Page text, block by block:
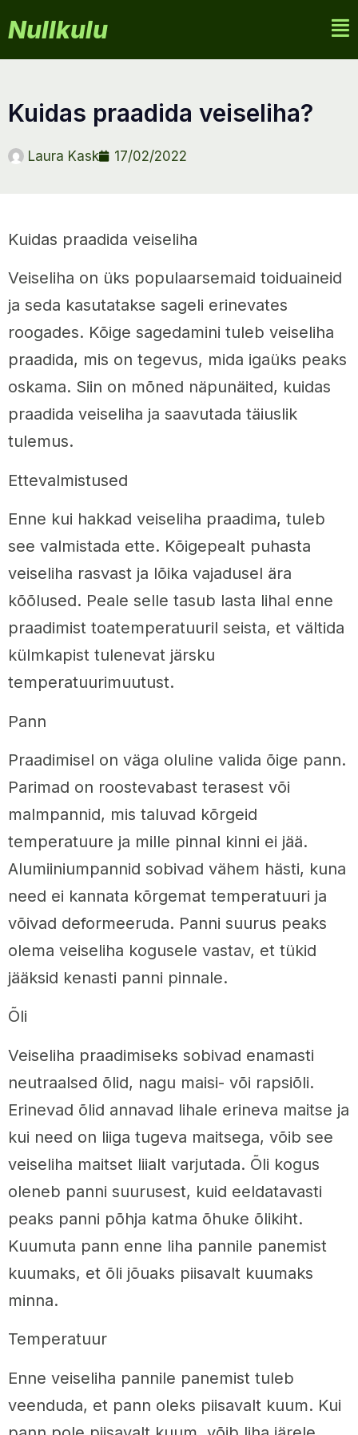
Nullkulu
kuidas praadida veiseliha?
Laura Kask 17/02/2022
Kuidas praadida veiseliha
Veiseliha on üks populaarsemaid toiduaineid
ja seda kasutatakse sageli erinevates
roogades. Kõige sagedamini tuleb veiseliha
praadida, mis on tegevus, mida igaüks peaks
oskama. Siin on mõned näpunäited, kuidas
praadida veiseliha ja saavutada täiuslik
tulemus.
Ettevalmistused
Enne kui hakkad veiseliha praadima, tuleb
see valmistada ette. Kõigepealt puhasta
veiseliha rasvast ja lõika vajadusel ära
kõõlused. Peale selle tasub lasta lihal enne
praadimist toatemperatuuril seista, et vältida
külmkapist tulenevat järsku
temperatuurimuutust.
Pann
Praadimisel on väga oluline valida õige pann.
Parimad on roostevabast terasest või
malmpannid, mis taluvad kõrgeid
temperatuure ja mille pinnal kinni ei jää.
Alumiiniumpannid sobivad vähem hästi, kuna
need ei kannata kõrgemat temperatuuri ja
võivad deformeeruda. Panni suurus peaks
olema veiseliha kogusele vastav, et tükid
jääksid kenasti panni pinnale.
Õli
Veiseliha praadimiseks sobivad enamasti
neutraalsed õlid, nagu maisi- või rapsiõli.
Erinevad õlid annavad lihale erineva maitse ja
kui need on liiga tugeva maitsega, võib see
veiseliha maitset liialt varjutada. Õli kogus
oleneb panni suurusest, kuid eeldatavasti
peaks panni põhja katma õhuke õlikiht.
Kuumuta pann enne liha pannile panemist
kuumaks, et õli jõuaks piisavalt kuumaks
minna.
Temperatuur
Enne veiseliha pannile panemist tuleb
veenduda, et pann oleks piisavalt kuum. Kui